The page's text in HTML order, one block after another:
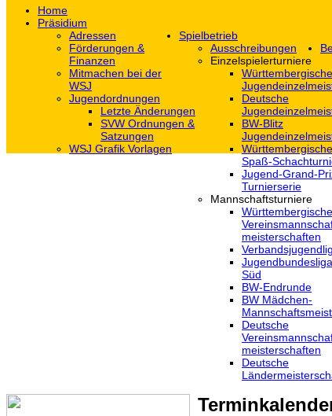
Home
Präsidium
Adressen
Förderungen &
Finanzen
Mitmachen bei der
WSJ
Jugendordnungen
Letzte Änderungen
SVW Ordnungen &
Satzungen
WSJ Grafik Vorlagen
Spielbetrieb
Ausschreibungen
Einzelspielerturniere
Württembergische
Deutsche
BW-Blitz
Württembergische
Spaß-
Jugend-Grand-
Turnierserie
Mannschaftsturniere
Württembergische
meisterschaften
Jugendbundesliga
Süd
BW-Endrunde
BW Mädchen-
Deutsche
meisterschaften
Deutsche